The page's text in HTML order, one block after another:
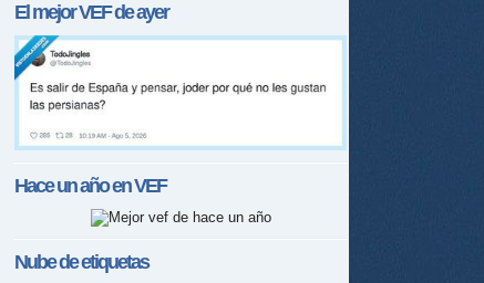
El mejorVEFde ayer
Hace un año enVEF
Nube de etiquetas